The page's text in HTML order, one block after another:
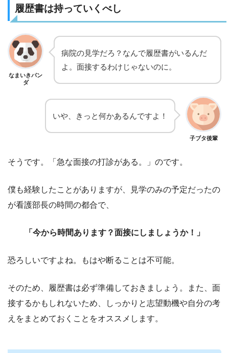
履歴書は持っていくべし
なまいきパン
ダ
病院の見学だろ？なんで履歴書がいるんだ
よ。面接するわけじゃないのに。
子ブタ後輩
いや、きっと何かあるんですよ！
そうです。「急な面接の打診がある。」のです。
僕も経験したことがありますが、見学のみの予定だったの
が看護部長の時間の都合で、
「今から時間あります？面接にしましょうか！」
恐ろしいですよね。もはや断ることは不可能。
そのため、履歴書は必ず準備しておきましょう。また、面
接するかもしれないため、しっかりと志望動機や自分の考
えをまとめておくことをオススメします。